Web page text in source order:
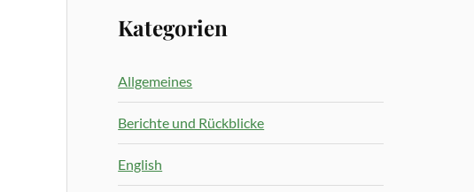
Kategorien
Allgemeines
Berichte und Rückblicke
English